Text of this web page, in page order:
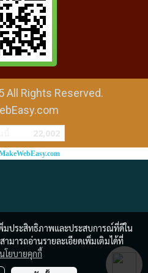
All Rights Reserved.
22,002
พิ่มประสิทธิภาพและประสบการณ์ที่ดีใน
ามารถอ่านรายละเอียดเพิ่มเติมได้ที่
นโยบายคุกกี้